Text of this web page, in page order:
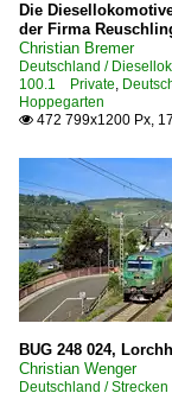
Die
der Firma
Christian Bremer
Deutschland /
100.1 Private,
Hoppegarten
 472 799x1200 Px,
BUG 248 024,
Christian Wenger
Deutschland /